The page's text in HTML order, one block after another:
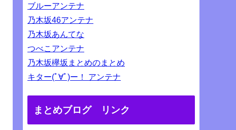
ブルーアンテナ
乃木坂46アンテナ
乃木坂あんてな
つべこアンテナ
乃木坂欅坂まとめのまとめ
キター(ﾟ∀ﾟ)ー！ アンテナ
まとめブログ リンク